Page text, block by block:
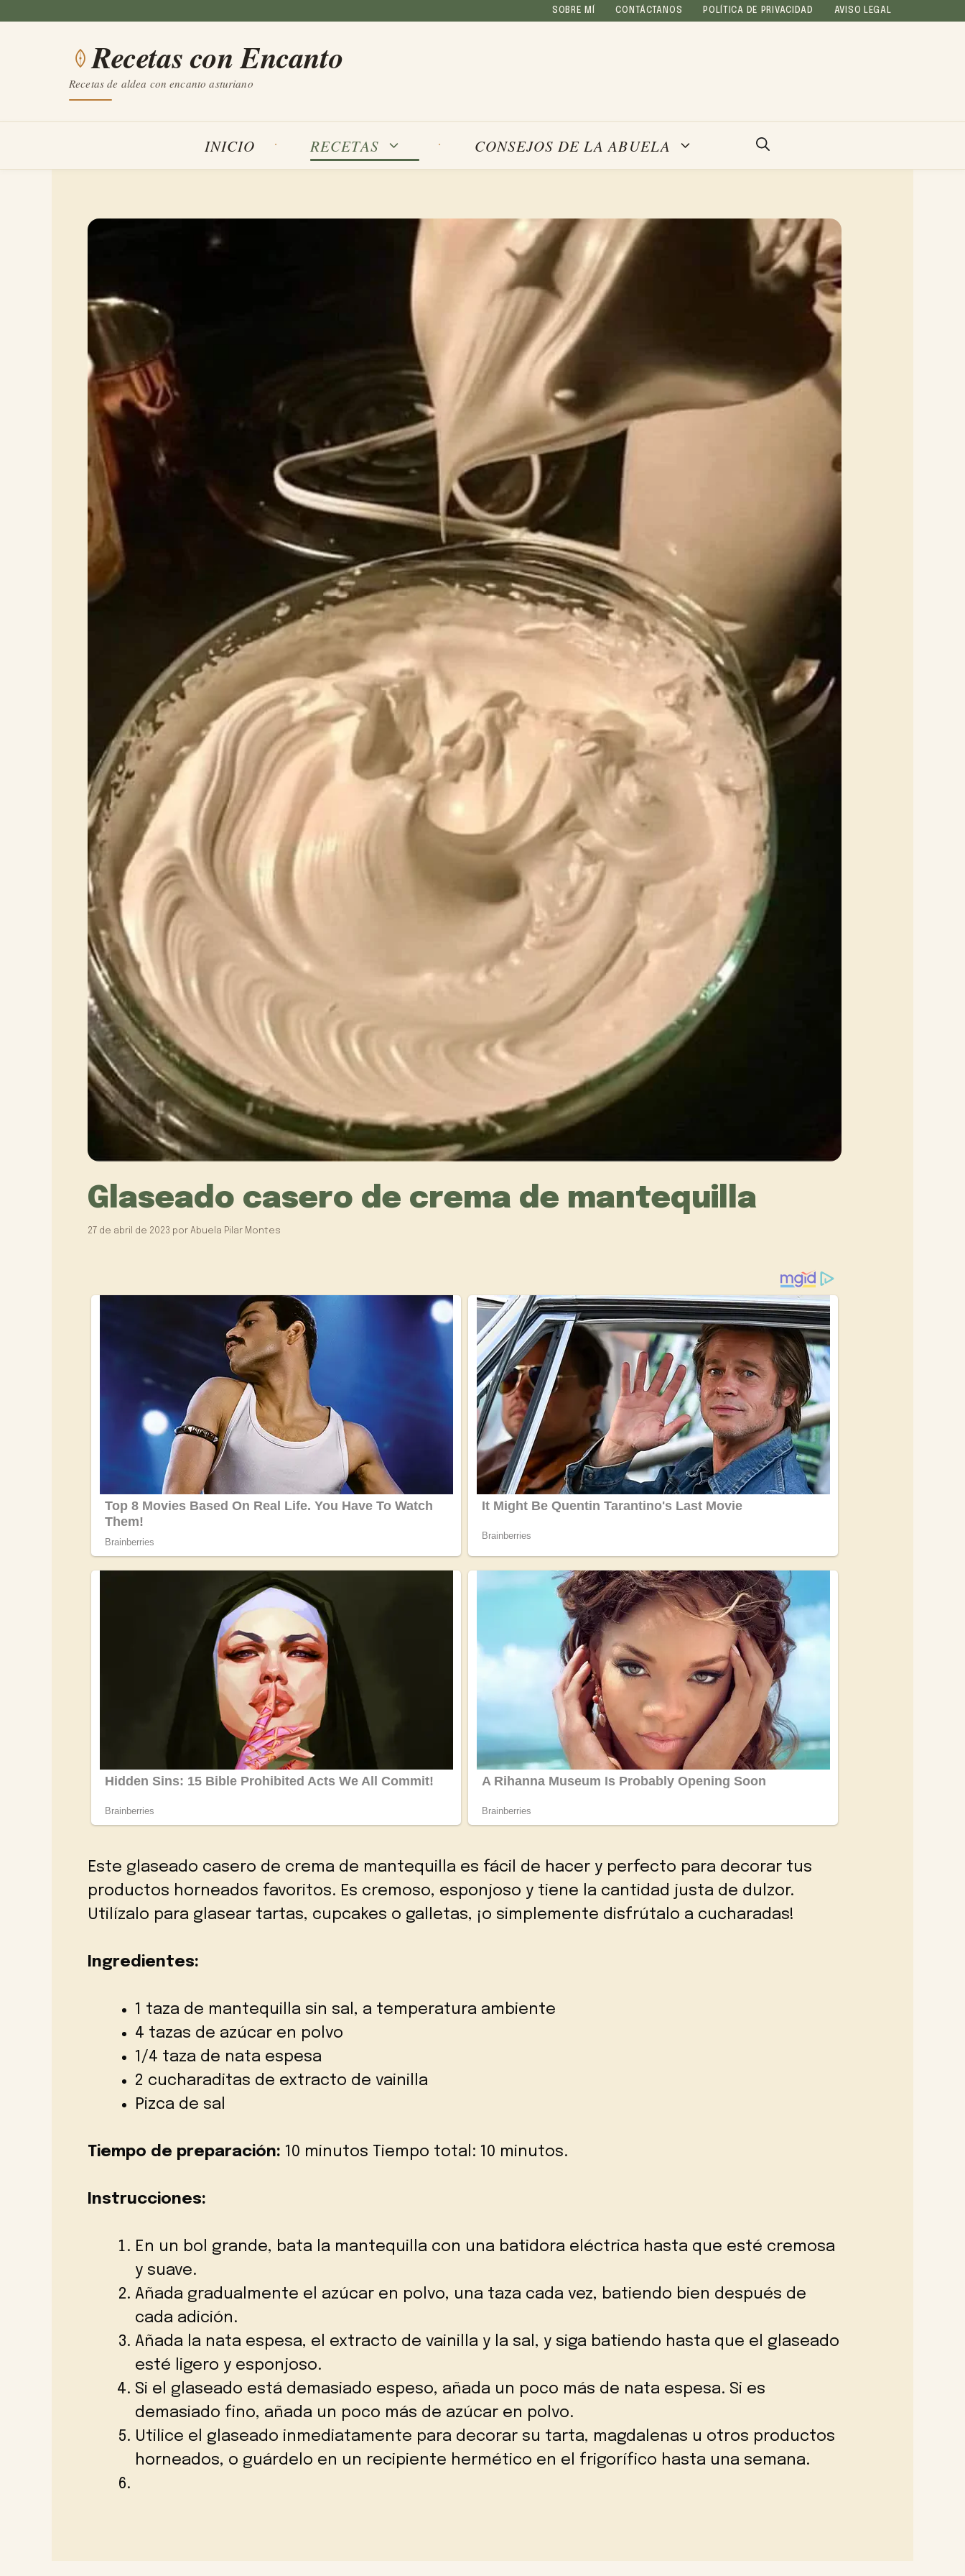
contenido
SOBRE MÍ CONTÁCTANOS POLÍTICA DE PRIVACIDAD AVISO LEGAL
Recetas con Encanto
Recetas de aldea con encanto asturiano
INICIO RECETAS CONSEJOS DE LA ABUELA
Glaseado casero de crema de mantequilla
27 de abril de 2023 por Abuela Pilar Montes
Este glaseado casero de crema de mantequilla es fácil de hacer y perfecto para decorar tus
productos horneados favoritos. Es cremoso, esponjoso y tiene la cantidad justa de dulzor.
Utilízalo para glasear tartas, cupcakes o galletas, ¡o simplemente disfrútalo a cucharadas!
Ingredientes:
1 taza de mantequilla sin sal, a temperatura ambiente
4 tazas de azúcar en polvo
1/4 taza de nata espesa
2 cucharaditas de extracto de vainilla
Pizca de sal
Tiempo de preparación: 10 minutos Tiempo total: 10 minutos.
Instrucciones:
En un bol grande, bata la mantequilla con una batidora eléctrica hasta que esté cremosa
y suave.
Añada gradualmente el azúcar en polvo, una taza cada vez, batiendo bien después de
cada adición.
Añada la nata espesa, el extracto de vainilla y la sal, y siga batiendo hasta que el glaseado
esté ligero y esponjoso.
Si el glaseado está demasiado espeso, añada un poco más de nata espesa. Si es
demasiado fino, añada un poco más de azúcar en polvo.
Utilice el glaseado inmediatamente para decorar su tarta, magdalenas u otros productos
horneados, o guárdelo en un recipiente hermético en el frigorífico hasta una semana.